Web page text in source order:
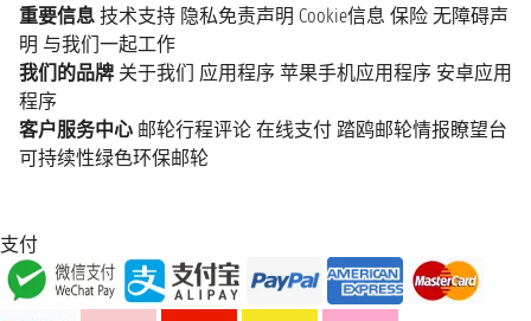
重要信息 技术支持 隐私免责声明 Cookie信息 保险 无障碍声
明 与我们一起工作
我们的品牌 关于我们 应用程序 苹果手机应用程序 安卓应用
程序
客户服务中心 邮轮行程评论 在线支付 踏鸥邮轮情报瞭望台
可持续性绿色环保邮轮
支付